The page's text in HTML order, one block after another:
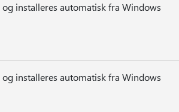
installeres automatisk fra Windows
installeres automatisk fra Windows